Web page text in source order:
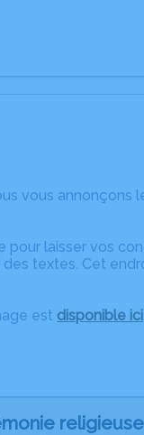
vous annonçons
pour laisser vos
textes. Cet
est disponible ici
religieuse